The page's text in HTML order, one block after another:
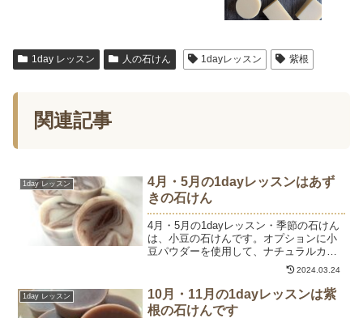
1day レッスン 人の石けん 1dayレッスン 紫根
関連記事
1day レッスン
4月・5月の1dayレッスンはあず
きの石けん
4月・5月の1dayレッスン・季節の石けん
は、小豆の石けんです。オプションに小
豆パウダーを使用して、ナチュラルカラ
ーで簡単デザインを楽しみます。どんな
模様になるのか、カットする時が楽しみ
にですね♪小豆に含まれるサポニンは、石
けんの泡立ちをよ...
2024.03.24
1day レッスン
10月・11月の1dayレッスンは紫
根の石けんです